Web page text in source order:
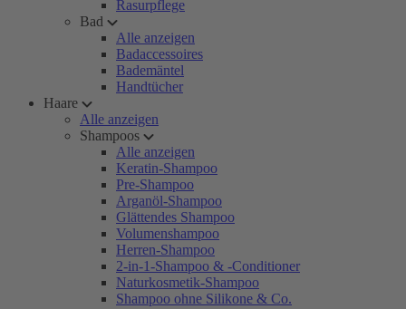
Rasurpflege
Bad
Alle anzeigen
Badaccessoires
Bademäntel
Handtücher
Haare
Alle anzeigen
Shampoos
Alle anzeigen
Keratin-Shampoo
Pre-Shampoo
Arganöl-Shampoo
Glättendes Shampoo
Volumenshampoo
Herren-Shampoo
2-in-1-Shampoo & -Conditioner
Naturkosmetik-Shampoo
Shampoo ohne Silikone & Co.